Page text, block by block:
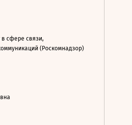
сфере связи,
(Роскомнадзор)